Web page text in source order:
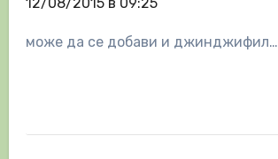
може да се добави и джинджифил…